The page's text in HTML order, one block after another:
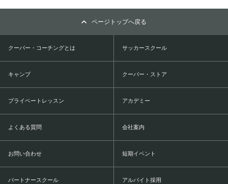
ページトップへ戻る
クーバー・コーチングとは サッカースクール
キャンプ クーバー・ストア
プライベートレッスン アカデミー
よくある質問 会社案内
お問い合わせ 短期イベント
パートナースクール アルバイト採用